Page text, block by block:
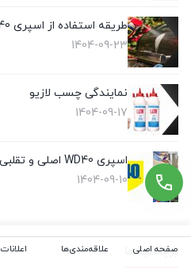
طریقه استفاده از اسپری WD-40
1404-09-23
نمایندگی چسب لازیو
1404-09-17
اسپری WD40 اصلی و تقلبی
1404-09-10
برچسب ها
صفحه اصلی علاقه‌مندی‌ها
اعلانات